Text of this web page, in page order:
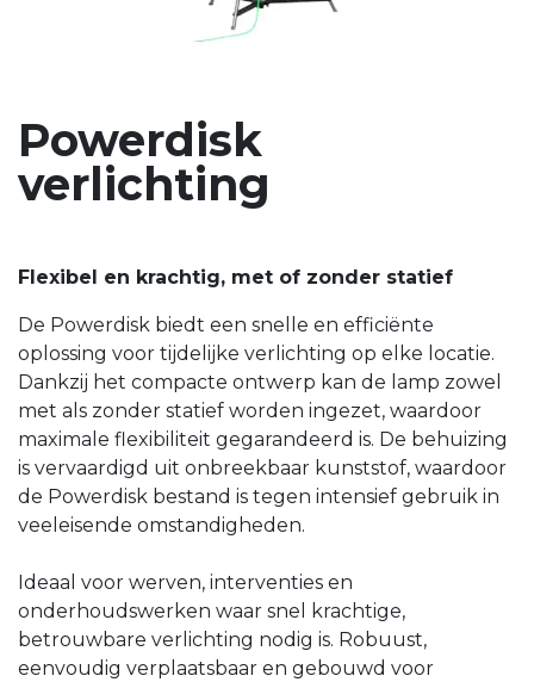
Powerdisk
verlichting
Flexibel en krachtig, met of zonder statief
De Powerdisk biedt een snelle en efficiënte
oplossing voor tijdelijke verlichting op elke locatie.
Dankzij het compacte ontwerp kan de lamp zowel
met als zonder statief worden ingezet, waardoor
maximale flexibiliteit gegarandeerd is. De behuizing
is vervaardigd uit onbreekbaar kunststof, waardoor
de Powerdisk bestand is tegen intensief gebruik in
veeleisende omstandigheden.
Ideaal voor werven, interventies en
onderhoudswerken waar snel krachtige,
betrouwbare verlichting nodig is. Robuust,
eenvoudig verplaatsbaar en gebouwd voor